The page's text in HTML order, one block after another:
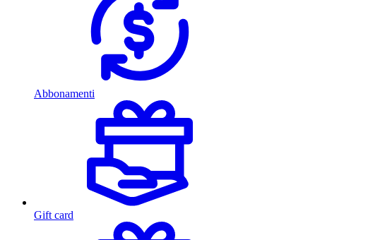
Abbonamenti
Gift card